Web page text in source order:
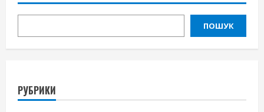
ПОШУК
РУБРИКИ